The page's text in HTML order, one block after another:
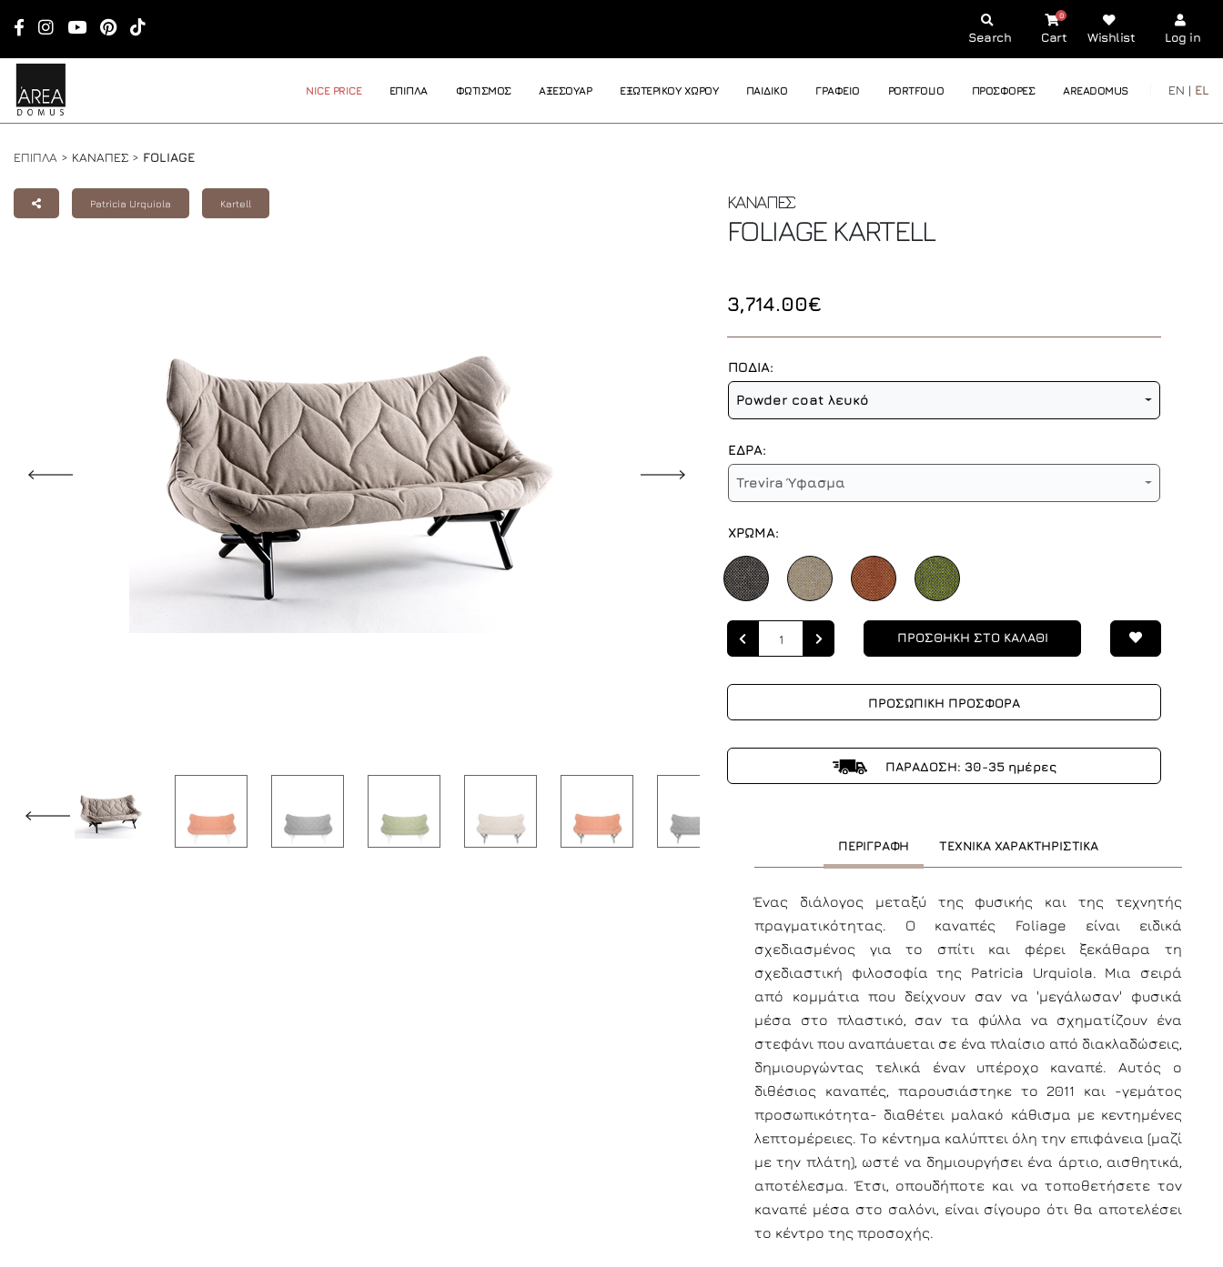
Search Cart
0
Wishlist Log in
NICE PRICE ΕΠΙΠΛΑ ΦΩΤΙΣΜΟΣ ΑΞΕΣΟΥΑΡ ΕΞΩΤΕΡΙΚΟΥ ΧΩΡΟΥ ΠΑΙΔΙΚΟ ΓΡΑΦΕΙΟ PORTFOLIO ΠΡΟΣΦΟΡΕΣ AREADOMUS EN | EL
ΕΠΙΠΛΑ > ΚΑΝΑΠΕΣ > FOLIAGE
Patricia Urquiola Kartell ΚΑΝΑΠΕΣ
FOLIAGE KARTELL
3,714.00€
ΠΟΔΙΑ:
Powder coat λευκό
ΕΔΡΑ:
Trevira Ύφασμα
ΧΡΩΜΑ:
ΠΡΟΣΘΗΚΗ ΣΤΟ ΚΑΛΑΘΙ
ΠΡΟΣΩΠΙΚΗ ΠΡΟΣΦΟΡΑ
ΠΑΡΑΔΟΣΗ: 30-35 ημέρες
ΠΕΡΙΓΡΑΦΗ ΤΕΧΝΙΚΑ ΧΑΡΑΚΤΗΡΙΣΤΙΚΑ
Ένας διάλογος μεταξύ της φυσικής και της τεχνητής
πραγματικότητας. Ο καναπές Foliage είναι ειδικά
σχεδιασμένος για το σπίτι και φέρει ξεκάθαρα τη
σχεδιαστική φιλοσοφία της Patricia Urquiola. Μια σειρά
από κομμάτια που δείχνουν σαν να 'μεγάλωσαν' φυσικά
μέσα στο πλαστικό, σαν τα φύλλα να σχηματίζουν ένα
στεφάνι που αναπάυεται σε ένα πλαίσιο από διακλαδώσεις,
δημιουργώντας τελικά έναν υπέροχο καναπέ. Αυτός ο
διθέσιος καναπές, παρουσιάστηκε το 2011 και -γεμάτος
προσωπικότητα- διαθέτει μαλακό κάθισμα με κεντημένες
λεπτομέρειες. Το κέντημα καλύπτει όλη την επιφάνεια (μαζί
με την πλάτη), ωστέ να δημιουργήσει ένα άρτιο, αισθητικά,
αποτέλεσμα. Έτσι, οπουδήποτε και να τοποθετήσετε τον
καναπέ μέσα στο σαλόνι, είναι σίγουρο ότι θα αποτελέσει
το κέντρο της προσοχής.